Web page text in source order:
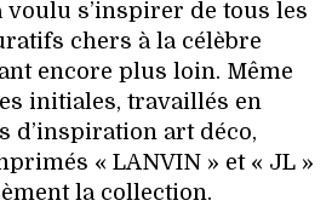
s’inspirer de tous les
chers à la célèbre
encore plus loin. Même
initiales, travaillés en
d’inspiration art déco,
« LANVIN » et « JL »
la collection.